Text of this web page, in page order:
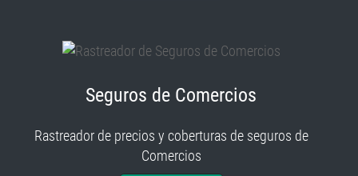
Seguros de Comercios
Rastreador de precios y coberturas de seguros de
Comercios